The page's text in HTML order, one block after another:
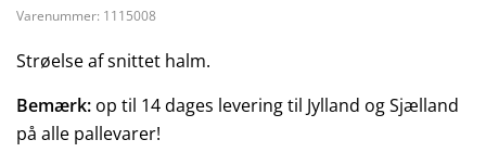
Varenummer: 1115008
Strøelse af snittet halm.
Bemærk: op til 14 dages levering til Jylland og Sjælland
på alle pallevarer!